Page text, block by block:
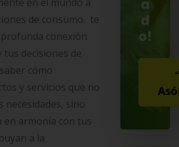
de consumo. te
conexión
decisiones de
cómo
y servicios que no
sino
en armonía con tus
a la
a
d
o!